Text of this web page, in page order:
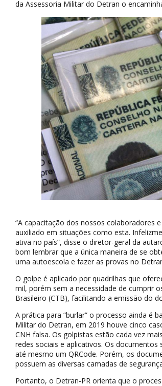
da Assessoria Militar do Detran o
“A capacitação dos nossos colaboradores
auxiliado em situações como esta.
ativa no país”, disse o diretor-geral da
bom lembrar que a única maneira de se
uma autoescola e fazer as provas no
O golpe é aplicado por quadrilhas que
mil, porém sem a necessidade de cumprir
Brasileiro (CTB), facilitando a emissão do
A prática para “burlar” o processo ainda é
Militar do Detran, em 2019 houve cinco
CNH falsa. Os golpistas estão cada vez
redes sociais e aplicativos. Os
até mesmo um QRCode. Porém, os
possuem as diversas camadas de
Portanto, o Detran-PR orienta que o